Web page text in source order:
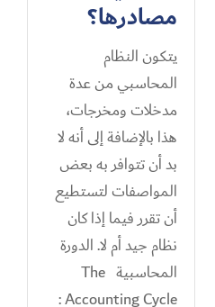
مصادرها؟
يتكون النظام
المحاسبي من عدة
مدخلات ومخرجات،
هذا بالإضافة إلى أنه لا
بد أن تتوافر به بعض
المواصفات لتستطيع
أن تقرر فيما إذا كان
نظام جيد أم لا. الدورة
المحاسبية The
Accounting Cycle :